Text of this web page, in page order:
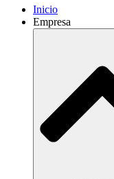
Inicio
Empresa